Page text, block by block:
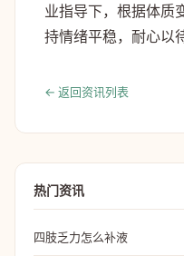
业指导下，根据体质
持情绪平稳，耐心以
← 返回资讯列表
热门资讯
四肢乏力怎么补液